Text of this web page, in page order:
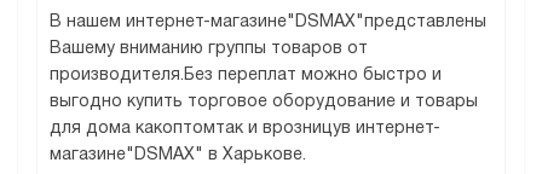
В нашем интернет-магазине"DSMAX"представлены
Вашему вниманию группы товаров от
производителя.Без переплат можно быстро и
выгодно купить торговое оборудование и товары
для дома какоптомтак и врозницув интернет-
магазине"DSMAX" в Харькове.